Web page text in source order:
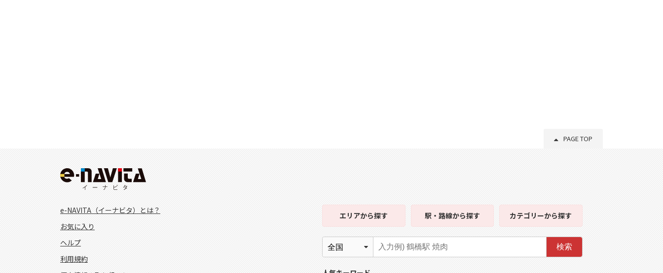
PAGE TOP
e-NAVITA（イーナビタ）とは？
お気に入り
ヘルプ
利用規約
エリアから探す 駅・路線から探す カテゴリーから探す
検索